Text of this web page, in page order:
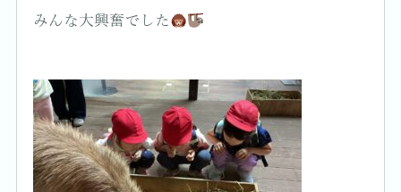
みんな大興奮でした